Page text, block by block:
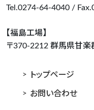
Tel.0274-64-4040 /
【福島工場】
〒370-2212 群馬県甘
トップページ
お問い合わせ